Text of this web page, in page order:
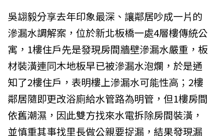
吳翃毅分享去年印象最深、讓鄰居吵成一片的
滲漏水調解案，位於新北板橋一處4層樓傳統公
寓，1樓住戶先是發現房間牆壁滲漏水嚴重，板
材裝潢連同木地板早已被滲漏水泡爛，於是通
知了2樓住戶，表明樓上滲漏水可能性高；2樓
鄰居隨即更改浴廁給水管路為明管，但1樓房間
依舊潮濕，因此雙方找來水電拆除房間裝潢，
並慎重其事找里長做公親要捉漏，結果發現漏